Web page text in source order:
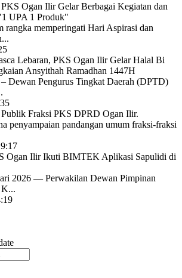
Ogan Ilir Gelar Berbagai Kegiatan dan
UPA 1 Produk"
memperingati Hari Aspirasi dan
Lebaran, PKS Ogan Ilir Gelar Halal Bi
Ansyithah Ramadhan 1447H
Dewan Pengurus Tingkat Daerah (DPTD)
Publik Fraksi PKS DPRD Ogan Ilir.
penyampaian pandangan umum fraksi-fraksi
Ogan Ilir Ikuti BIMTEK Aplikasi Sapulidi di
2026 — Perwakilan Dewan Pimpinan
K...